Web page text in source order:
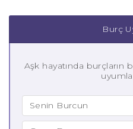
Burç
Aşk hayatında burçların